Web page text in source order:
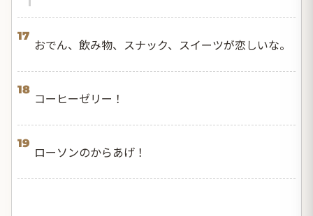
17
おでん、飲み物、スナック、スイーツが恋しいな。
18
コーヒーゼリー！
19
ローソンのからあげ！